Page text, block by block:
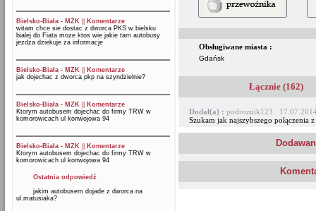
Bielsko-Biała - MZK
Komentarze
witam chce sie dostac z dworca PKS w bielsku
bialej do Fiata moze ktos wie jakie tam autobusy
jezdza dziekuje za informacje
Bielsko-Biała - MZK
Komentarze
jak dojechac z dworca pkp na szyndzielnie?
Bielsko-Biała - MZK
Komentarze
Ktorym autobusem dojechac do firmy TRW w
komorowicach ul konwojowa 94
Bielsko-Biała - MZK
Komentarze
Ktorym autobusem dojechac do firmy TRW w
komorowicach ul konwojowa 94
Ostatnia odpowiedź
jakim autobusem dojade z dworca na
ul.matusiaka?
Obsługiwane miasta :
Gdańsk
Łącznie (162)
Dodał(a) : podroznik123
Szukam jak najszybszego połączenia